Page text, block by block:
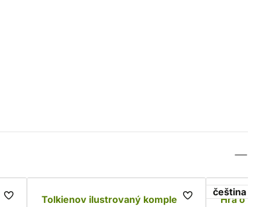
Tolkienov ilustrovaný komplet
čeština
Hra o